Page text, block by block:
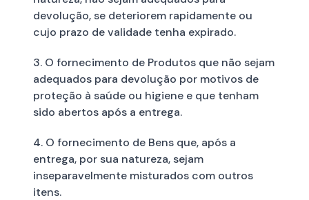
devolução, se deteriorem rapidamente ou
cujo prazo de validade tenha expirado.
3. O fornecimento de Produtos que não sejam
adequados para devolução por motivos de
proteção à saúde ou higiene e que tenham
sido abertos após a entrega.
4. O fornecimento de Bens que, após a
entrega, por sua natureza, sejam
inseparavelmente misturados com outros
itens.